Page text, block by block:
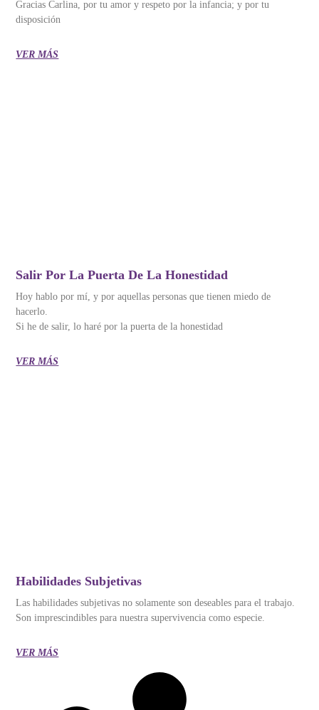
Gracias Carlina, por tu amor y respeto por la infancia; y por tu
disposición
VER MÁS
Salir Por La Puerta De La Honestidad
Hoy hablo por mí, y por aquellas personas que tienen miedo de
hacerlo.
Si he de salir, lo haré por la puerta de la honestidad
VER MÁS
Habilidades Subjetivas
Las habilidades subjetivas no solamente son deseables para el trabajo.
Son imprescindibles para nuestra supervivencia como especie.
VER MÁS